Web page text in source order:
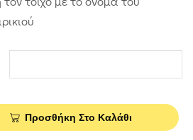
Προσθήκη Στο Καλάθι